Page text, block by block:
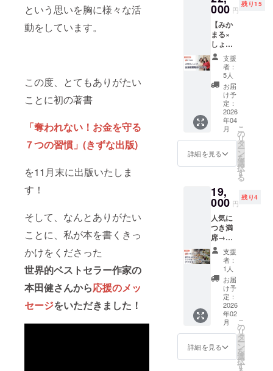
という思いを胸に様々な活
動をしています。
この度、とてもありがたい
ことに初の著書
「奪われない！お金を守る
７つの習慣」(きずな出版)
を11月末に出版いたしま
す！
そして、なんとありがたい
ことに、私が本を書くきっ
かけをくださった
世界的ベストセラー作家の
本田健さんから応援のメッ
セージをいただきました！
お茶の
水の近
くにあ
る、と
ても景
色がよ
く、お
食事も
お美味
しいと
評判の
Good
View
Dining.
サン
セット
らいな
がら奪
われな
いマ
ネーラ
イフを
実践す
る仲間
と集い
ましょ
う。素
敵な方
との再
会や新
たな出
お楽し
みくだ
名前を
お入れ
します
ので、
以下の
リター
ン詳細
にてご
確認く
ださ
い。
▼▼▼
リター
ン詳細
ご希望
のお名
フラ
ワーア
レンジ
メント
を 2026
年2月11
日(水・
祝)の出
版感謝
イベン
トの会
場に飾
らせて
頂きま
す。
欄」
（必
いった
方法
を、可
視化。
ノート
に書き
進める
だけ
で、自
分の本
来の力
が湧い
てきて
夢が叶
えられ
る目標
ター
シップ
ス手帳
は、自
分の心
の中に
ある声
を自然
と書き
出し、
それを
潜在的
にすで
に持っ
パワー
と掛け
イン本
３冊付
き) 初の
オリジ
ナルの
ジャー
ナリン
グノー
トを作
成しま
した！
千葉祥
子がこ
れまで
夢や目
標を
方法
を、可
視化。
ノート
に書き
進める
だけ
で、自
分の本
来の力
が湧い
てきて
夢が叶
えられ
る目標
へと変
わりま
000 円
残り15
【みか
まる×
しょう
こ 出版
感謝魔
法のお
茶会 in
東京+サ
イン本
２冊】
しょう
ことみ
かまる
は、ハ
ワイで
も魔法
会を開
催する
など、
さまざ
まな機
会でお
互いを
応援し
あって
きまし
た。 今
回は、
しょう
この初
出版を
記念し
て、新
支援
者：
5人
お届
け予
定：
2026
年04
月
詳細を見る
こ
の
リ
タ
ー
ン
を
選
択
す
る
19,
000 円
残り4
人気に
つき満
席→新
たに追
加【ア
フタ
ヌーン
ティー
＠リッ
ツカー
ルトン
東京】
豊かな
時間を
しょう
こと一
支援
者：
1人
お届
け予
定：
2026
年02
月
詳細を見る
こ
の
リ
タ
ー
ン
を
選
択
す